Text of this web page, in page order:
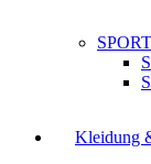
Kleidung